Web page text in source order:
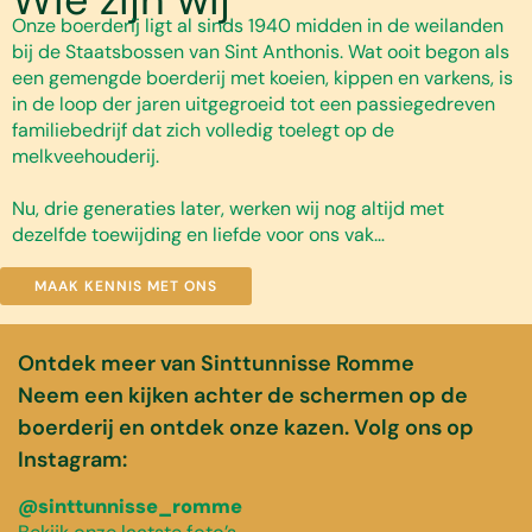
Onze boerderij ligt al sinds 1940 midden in de weilanden
bij de Staatsbossen van Sint Anthonis. Wat ooit begon als
een gemengde boerderij met koeien, kippen en varkens, is
in de loop der jaren uitgegroeid tot een passiegedreven
familiebedrijf dat zich volledig toelegt op de
melkveehouderij.
Nu, drie generaties later, werken wij nog altijd met
dezelfde toewijding en liefde voor ons vak…
MAAK KENNIS MET ONS
Ontdek meer van Sinttunnisse Romme
Neem een kijken achter de schermen op de
boerderij en ontdek onze kazen. Volg ons op
Instagram:
@sinttunnisse_romme